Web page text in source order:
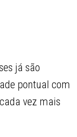
já são
pontual com
vez mais